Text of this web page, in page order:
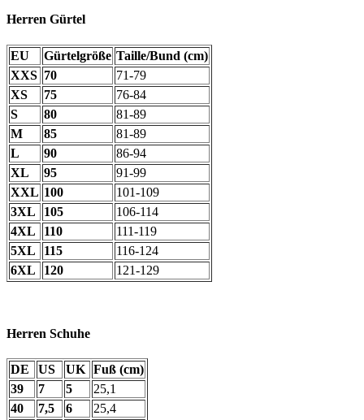
Herren Gürtel
EU Gürtelgröße Taille/Bund (cm)
XXS 70
71-79
XS
75
76-84
S
80
81-89
M
85
81-89
L
90
86-94
XL
95
91-99
XXL 100
101-109
3XL
105
106-114
4XL
110
111-119
5XL
115
116-124
6XL
120 121-129
Herren Schuhe
DE US UK Fuß (cm)
39
7 5
25,1
40
7,5 6
25,4